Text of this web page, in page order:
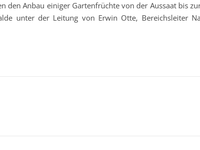
den Anbau einiger Gartenfrüchte von der Aussaat bis
unter der Leitung von Erwin Otte, Bereichsleiter